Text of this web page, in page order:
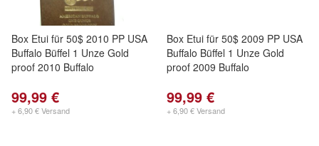
Box Etui für 50$ 2010 PP USA
Buffalo Büffel 1 Unze Gold
proof 2010 Buffalo
99,99 €
+ 6,90 € Versand
Box Etui für 50$ 2009 PP USA
Buffalo Büffel 1 Unze Gold
proof 2009 Buffalo
99,99 €
+ 6,90 € Versand